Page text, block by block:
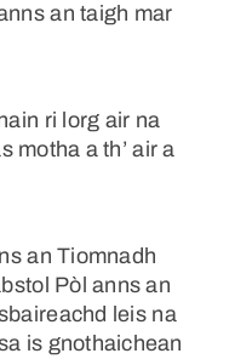
an taigh mar
ri lorg air na
motha a th’ air a
an Tiomnadh
Pòl anns an
leis na
is gnothaichean